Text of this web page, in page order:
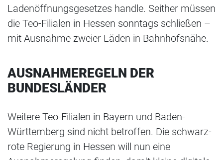
Ladenöffnungsgesetzes handle. Seither müssen
die Teo-Filialen in Hessen sonntags schließen –
mit Ausnahme zweier Läden in Bahnhofsnähe.
AUSNAHMEREGELN DER
BUNDESLÄNDER
Weitere Teo-Filialen in Bayern und Baden-
Württemberg sind nicht betroffen. Die schwarz-
rote Regierung in Hessen will nun eine